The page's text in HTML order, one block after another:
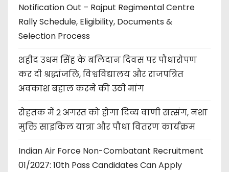
Notification Out – Rajput Regimental Centre
Rally Schedule, Eligibility, Documents &
Selection Process
शहीद उधम सिंह के बलिदान दिवस पर पौधारोपण
कर दी श्रद्धांजलि, विश्वविद्यालय और राजपत्रित
अवकाश बहाल करने की उठी मांग
रोहतक में 2 अगस्त को होगा दिव्य वाणी सत्संग, नशा
मुक्ति साइकिल यात्रा और पौधा वितरण कार्यक्रम
Indian Air Force Non-Combatant Recruitment
01/2027: 10th Pass Candidates Can Apply